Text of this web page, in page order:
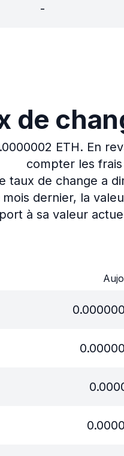
-
de
ETH. En
compter les
taux de change a
dernier, la
à sa valeur